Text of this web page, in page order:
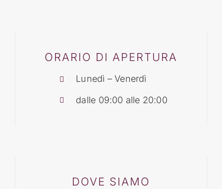
ORARIO DI APERTURA
Lunedì – Venerdì
dalle 09:00 alle 20:00
DOVE SIAMO